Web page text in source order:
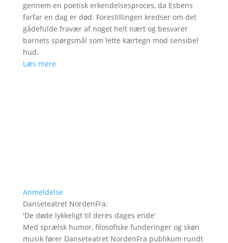
gennem en poetisk erkendelsesproces, da Esbens
farfar en dag er død. Forestillingen kredser om det
gådefulde fravær af noget helt nært og besvarer
barnets spørgsmål som lette kærtegn mod sensibel
hud.
Læs mere
Anmeldelse
Danseteatret NordenFra:
'De døde lykkeligt til deres dages ende'
Med sprælsk humor, filosofiske funderinger og skøn
musik fører Danseteatret NordenFra publikum rundt